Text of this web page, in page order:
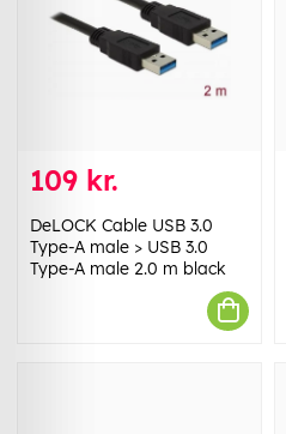
109 kr.
DeLOCK Cable USB 3.0
Type-A male > USB 3.0
Type-A male 2.0 m black